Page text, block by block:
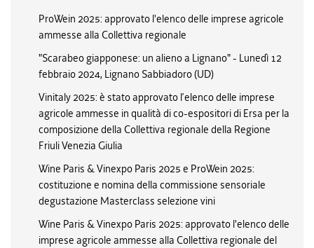
ProWein 2025: approvato l'elenco delle imprese agricole
ammesse alla Collettiva regionale
"Scarabeo giapponese: un alieno a Lignano" - Lunedì 12
febbraio 2024, Lignano Sabbiadoro (UD)
Vinitaly 2025: è stato approvato l’elenco delle imprese
agricole ammesse in qualità di co-espositori di Ersa per la
composizione della Collettiva regionale della Regione
Friuli Venezia Giulia
Wine Paris & Vinexpo Paris 2025 e ProWein 2025:
costituzione e nomina della commissione sensoriale
degustazione Masterclass selezione vini
Wine Paris & Vinexpo Paris 2025: approvato l'elenco delle
imprese agricole ammesse alla Collettiva regionale del